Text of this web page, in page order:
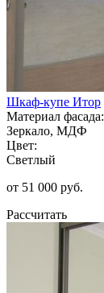
Шкаф-купе Итор
Материал фасада:
Зеркало, МДФ
Цвет:
Светлый
от 51 000 руб.
Рассчитать